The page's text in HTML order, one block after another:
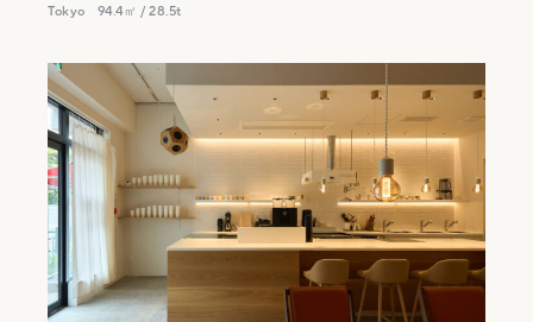
Tokyo 94.4㎡ / 28.5t